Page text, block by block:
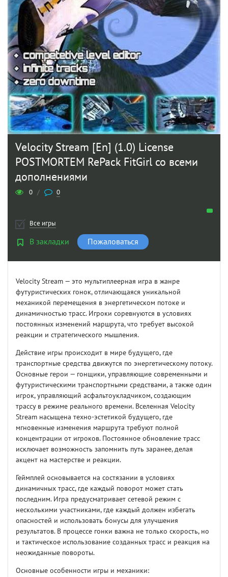
Velocity Stream [En] (1.0) License
POSTMORTEM RePack FitGirl со всеми
дополнениями
0 / 0
Все игры
В закладки Пожаловаться
Velocity Stream — это мультиплеерная игра в жанре
футуристических гонок, отличающаяся уникальной
механикой перемещения в энергетическом потоке и
динамичностью трасс. Игроки соревнуются в условиях
постоянных изменений маршрута, что требует высокой
реакции и стратегического мышления.
Действие игры происходит в мире будущего, где
транспортные средства движутся по энергетическому потоку.
Основные герои — гонщики, управляющие современными и
футуристическими транспортными средствами, а также один
игрок, управляющий асфальтоукладчиком, создающим
трассу в режиме реального времени. Вселенная Velocity
Stream насыщена техно-эстетикой будущего, где
мгновенные изменения маршрута требуют полной
концентрации от игроков. Постоянное обновление трасс
исключает возможность запомнить путь заранее, делая
акцент на мастерстве и реакции.
Геймплей основывается на состязании в условиях
динамичных трасс, где каждый поворот может стать
последним. Игра предусматривает сетевой режим с
несколькими участниками, где каждый должен избегать
опасностей и использовать бонусы для улучшения
результатов. В процессе гонки важна не только скорость, но
и тактическое использование созданных трасс и реакция на
неожиданные повороты.
Основные особенности игры и механики: